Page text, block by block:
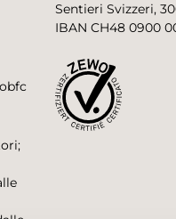
Sentieri Svizzeri,
IBAN CH48 0900